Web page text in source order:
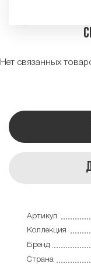
Нет связанных
Артикул
Коллекция
Бренд
Страна